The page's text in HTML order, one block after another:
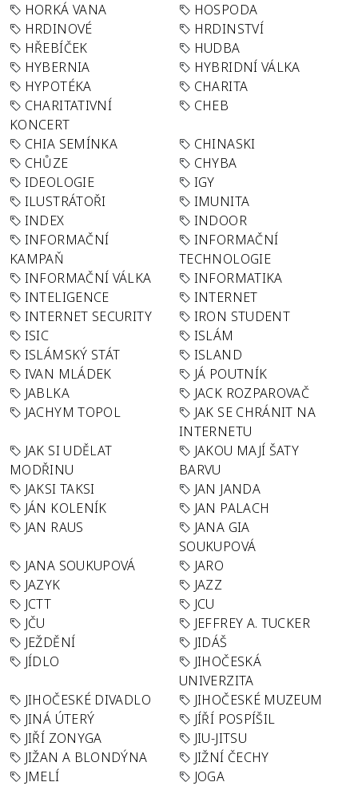
HORKÁ VANA
HOSPODA
HRDINOVÉ
HRDINSTVÍ
HŘEBÍČEK
HUDBA
HYBERNIA
HYBRIDNÍ VÁLKA
HYPOTÉKA
CHARITA
CHARITATIVNÍ
KONCERT
CHEB
CHIA SEMÍNKA
CHINASKI
CHŮZE
CHYBA
IDEOLOGIE
IGY
ILUSTRÁTOŘI
IMUNITA
INDEX
INDOOR
INFORMAČNÍ
KAMPAŇ
INFORMAČNÍ
TECHNOLOGIE
INFORMAČNÍ VÁLKA
INFORMATIKA
INTELIGENCE
INTERNET
INTERNET SECURITY
IRON STUDENT
ISIC
ISLÁM
ISLÁMSKÝ STÁT
ISLAND
IVAN MLÁDEK
JÁ POUTNÍK
JABLKA
JACK ROZPAROVAČ
JACHYM TOPOL
JAK SE CHRÁNIT NA
INTERNETU
JAK SI UDĚLAT
MODŘINU
JAKOU MAJÍ ŠATY
BARVU
JAKSI TAKSI
JAN JANDA
JÁN KOLENÍK
JAN PALACH
JAN RAUS
JANA GIA
SOUKUPOVÁ
JANA SOUKUPOVÁ
JARO
JAZYK
JAZZ
JCTT
JCU
JČU
JEFFREY A. TUCKER
JEŽDĚNÍ
JIDÁŠ
JÍDLO
JIHOČESKÁ
UNIVERZITA
JIHOČESKÉ DIVADLO
JIHOČESKÉ MUZEUM
JINÁ ÚTERÝ
JÍŘÍ POSPÍŠIL
JIŘÍ ZONYGA
JIU-JITSU
JIŽAN A BLONDÝNA
JIŽNÍ ČECHY
JMELÍ
JOGA